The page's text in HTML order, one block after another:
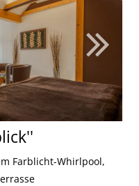
Farblicht-Whirlpool,